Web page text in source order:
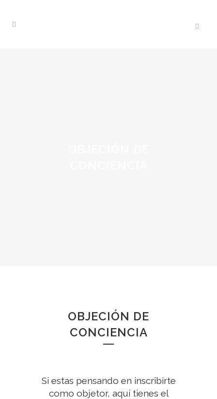
OBJECIÓN DE
CONCIENCIA
Si estas pensando en inscribirte
como objetor, aquí tienes el